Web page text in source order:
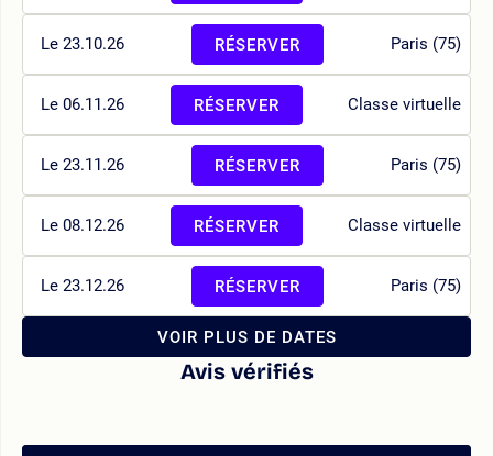
Le 23.10.26 Paris (75)
RÉSERVER
Le 06.11.26 Classe virtuelle
RÉSERVER
Le 23.11.26 Paris (75)
RÉSERVER
Le 08.12.26 Classe virtuelle
RÉSERVER
Le 23.12.26 Paris (75)
RÉSERVER
VOIR PLUS DE DATES
Avis vérifiés